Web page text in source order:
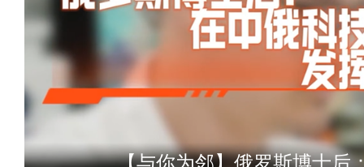
【与你为邻】俄罗斯博士后